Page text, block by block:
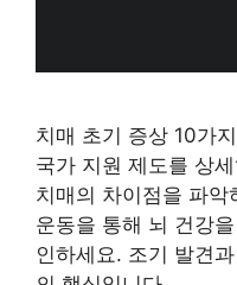
치매 초기 증상 10가
국가 지원 제도를 상
치매의 차이점을 파
운동을 통해 뇌 건강
인하세요. 조기 발견